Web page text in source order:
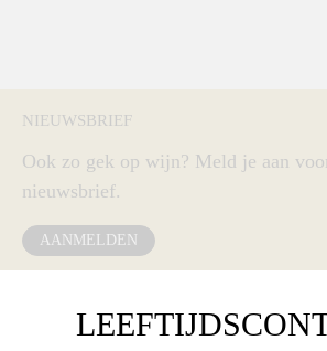
NIEUWSBRIEF
Ook zo gek op wijn? Meld je aan
nieuwsbrief.
AANMELDEN